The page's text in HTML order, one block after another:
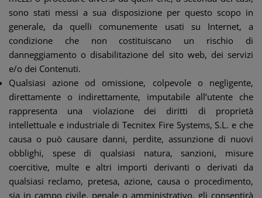
sono stati messi a sua disposizione per questo scopo in
generale, da quelli comunemente usati su Internet, a
condizione che non costituiscano un rischio di
danneggiamento o disabilitazione del sito web, dei servizi
e/o dei Contenuti.
Qualsiasi azione od omissione, colpevole o negligente,
direttamente o indirettamente, imputabile all’utente che
rappresenta una violazione dei diritti di proprietà
intellettuale e industriale di Tecnitex Fire Systems, S.L. e che
causa o può causare danni, perdite, assunzione di nuovi
obblighi, spese di qualsiasi natura, sanzioni, misure
coercitive, multe e altri importi derivanti o derivati ​​da
qualsiasi reclamo, pretesa, azione, causa o procedimento,
sia in campo civile, penale o amministrativo, gli consentirà